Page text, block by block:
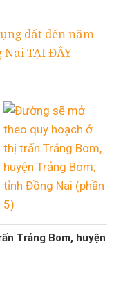
đất đến năm
TẠI ĐÂY
Trảng Bom, huyện